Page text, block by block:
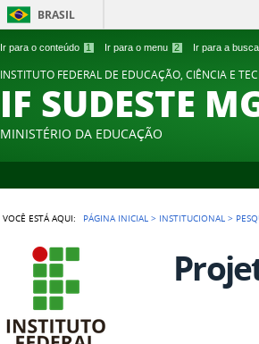
Ir para o conteúdo 1 Ir para o menu 2 Ir para a busca
BRASIL
INSTITUTO FEDERAL DE EDUCAÇÃO, CIÊNCIA E
IF SUDESTE
MINISTÉRIO DA EDUCAÇÃO
VOCÊ ESTÁ AQUI: PÁGINA INICIAL > INSTITUCIONAL >